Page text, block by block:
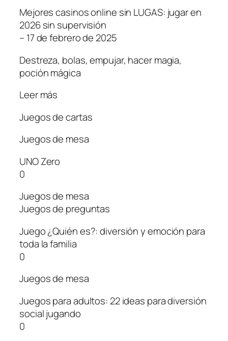
Mejores casinos online sin LUGAS: jugar en
2026 sin supervisión
– 17 de febrero de 2025
Destreza, bolas, empujar, hacer magia,
poción mágica
Leer más
Juegos de cartas
Juegos de mesa
UNO Zero
0
Juegos de mesa
Juegos de preguntas
Juego ¿Quién es?: diversión y emoción para
toda la familia
0
Juegos de mesa
Juegos para adultos: 22 ideas para diversión
social jugando
0